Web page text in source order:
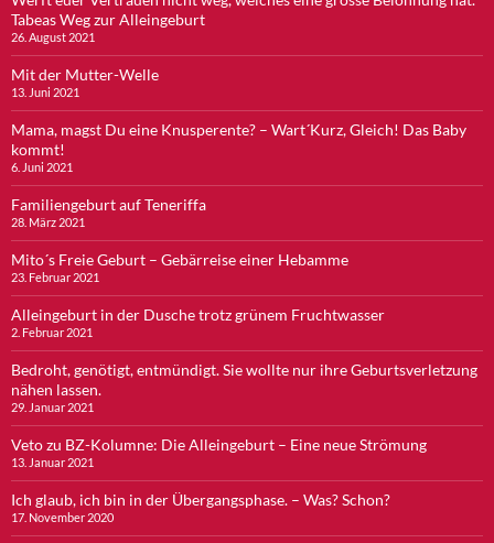
Tabeas Weg zur Alleingeburt
26. August 2021
Mit der Mutter-Welle
13. Juni 2021
Mama, magst Du eine Knusperente? – Wart´Kurz, Gleich! Das Baby
kommt!
6. Juni 2021
Familiengeburt auf Teneriffa
28. März 2021
Mito´s Freie Geburt – Gebärreise einer Hebamme
23. Februar 2021
Alleingeburt in der Dusche trotz grünem Fruchtwasser
2. Februar 2021
Bedroht, genötigt, entmündigt. Sie wollte nur ihre Geburtsverletzung
nähen lassen.
29. Januar 2021
Veto zu BZ-Kolumne: Die Alleingeburt – Eine neue Strömung
13. Januar 2021
Ich glaub, ich bin in der Übergangsphase. – Was? Schon?
17. November 2020